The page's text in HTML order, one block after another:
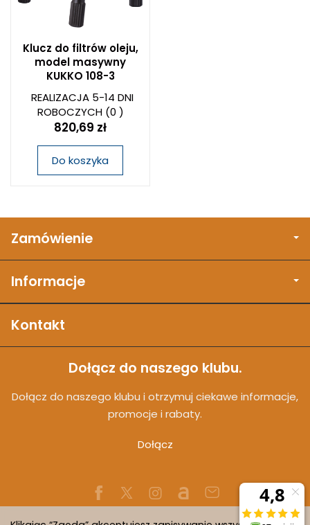
Klucz do filtrów oleju,
model masywny
KUKKO 108-3
REALIZACJA 5-14 DNI
ROBOCZYCH(0 )
820,69 zł
Do koszyka
Zamówienie
Informacje
Kontakt
Dołącz do naszego klubu.
Dołącz do naszego klubu i otrzymuj ciekawe informacje,
promocje i rabaty.
Dołącz